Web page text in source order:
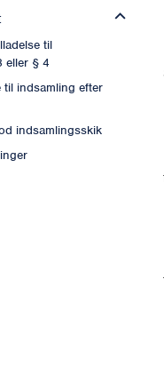
til
eller § 4
indsamling efter
indsamlingsskik